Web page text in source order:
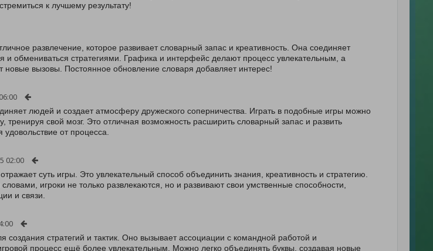
к лучшему результату!
развлечение, которое развивает словарный запас и креативность. Она соединяет
и обмениваться стратегиями. Графика и интерфейс делают процесс увлекательным, а
вызовы. Постоянное обновление словаря добавляет интерес!
людей и создает атмосферу дружеского соперничества. Играть в подобные игры можно
тренируя свой мозг. Это отличная возможность расширить словарный запас и развить
от процесса.
02:00
суть игры. Это увлекательный способ объединить знания, креативность и стратегию.
игроки не только развлекаются, но и развивают свои умственные способности,
и связи.
создания стратегий и тактик. Оно вызывает ассоциации с командной работой и
процесс ещё более увлекательным. Можно легко объединять буквы, создавая новые